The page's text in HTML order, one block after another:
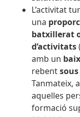
L’activitat
una
batxillerat
d’activitats
amb un
rebent
Tanmateix,
aquelles
formació